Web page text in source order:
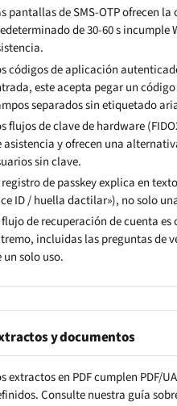
pantallas de SMS-OTP ofrecen
de 30-60 s incumple
códigos de aplicación
este acepta pegar un
separados sin etiquetado
flujos de clave de hardware
asistencia y ofrecen una
sin clave.
de passkey explica en
ID / huella dactilar»), no solo
de recuperación de cuenta
incluidas las preguntas de
un solo uso.
y documentos
extractos en PDF cumplen PDF/
Consulte nuestra guía